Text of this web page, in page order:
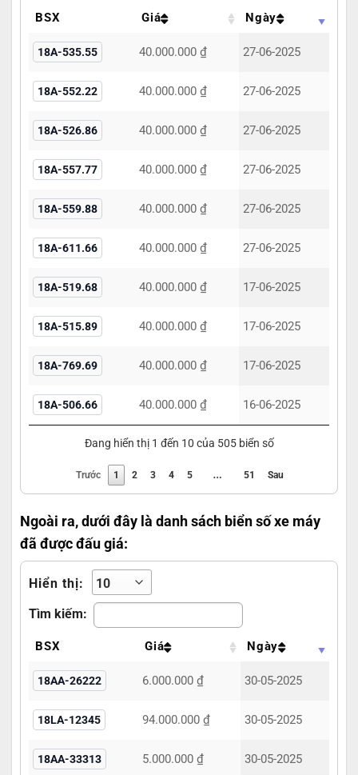
BSX Giá Ngày
18A-535.55 40.000.000 ₫ 27-06-2025
18A-552.22 40.000.000 ₫ 27-06-2025
18A-526.86 40.000.000 ₫ 27-06-2025
18A-557.77 40.000.000 ₫ 27-06-2025
18A-559.88 40.000.000 ₫ 27-06-2025
18A-611.66 40.000.000 ₫ 27-06-2025
18A-519.68 40.000.000 ₫ 17-06-2025
18A-515.89 40.000.000 ₫ 17-06-2025
18A-769.69 40.000.000 ₫ 17-06-2025
18A-506.66 40.000.000 ₫ 16-06-2025
Đang hiển thị 1 đến 10 của 505 biển số
Trước 1 2 3 4 5 … 51 Sau
Ngoài ra, dưới đây là danh sách biển số xe máy
đã được đấu giá:
Hiển thị:
Tìm kiếm:
BSX Giá Ngày
18AA-26222 6.000.000 ₫ 30-05-2025
18LA-12345 94.000.000 ₫ 30-05-2025
18AA-33313 5.000.000 ₫ 30-05-2025